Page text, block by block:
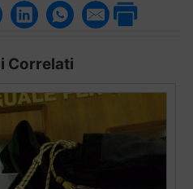
Correlati